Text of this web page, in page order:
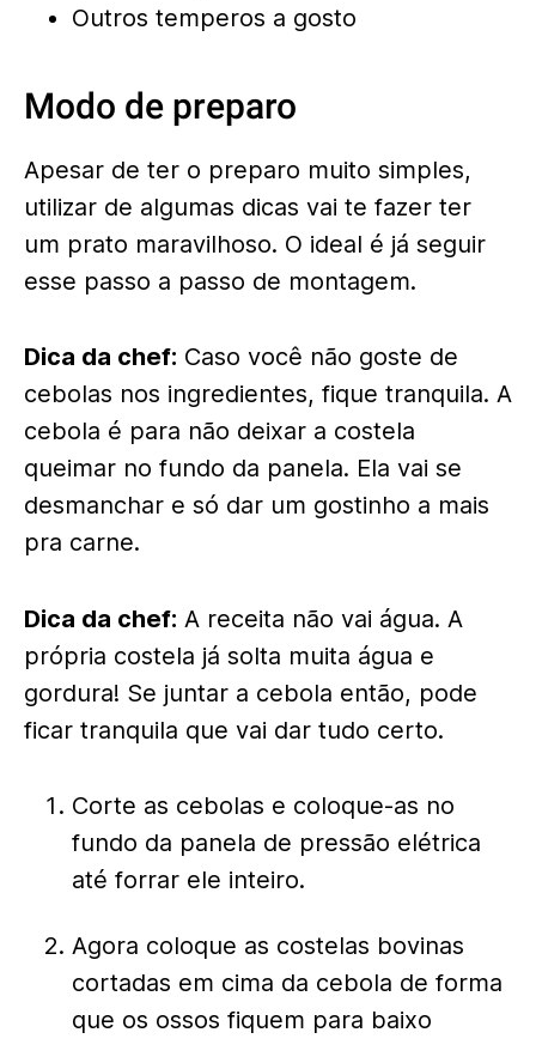
Outros temperos a gosto
Modo de preparo
Apesar de ter o preparo muito simples,
utilizar de algumas dicas vai te fazer ter
um prato maravilhoso. O ideal é já seguir
esse passo a passo de montagem.
Dica da chef: Caso você não goste de
cebolas nos ingredientes, fique tranquila. A
cebola é para não deixar a costela
queimar no fundo da panela. Ela vai se
desmanchar e só dar um gostinho a mais
pra carne.
Dica da chef: A receita não vai água. A
própria costela já solta muita água e
gordura! Se juntar a cebola então, pode
ficar tranquila que vai dar tudo certo.
Corte as cebolas e coloque-as no
fundo da panela de pressão elétrica
até forrar ele inteiro.
Agora coloque as costelas bovinas
cortadas em cima da cebola de forma
que os ossos fiquem para baixo